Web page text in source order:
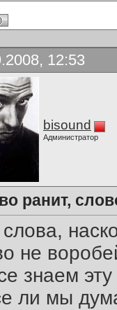
12:53
bisound
Администратор
ранит,
не
знаем
ли мы